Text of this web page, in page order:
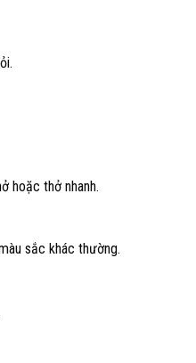
hoặc thở nhanh.
sắc khác thường.